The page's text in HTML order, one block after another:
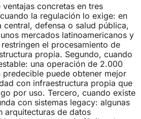
concretas en tres
la regulación lo exige: en
central, defensa o salud pública,
mercados latinoamericanos y
el procesamiento de
propia. Segundo, cuando
una operación de 2.000
predecible puede obtener mejor
con infraestructura propia que
por uso. Tercero, cuando existe
con sistemas legacy: algunas
arquitecturas de datos